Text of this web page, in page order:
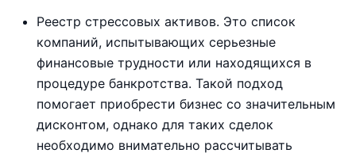
Реестр стрессовых активов. Это список
компаний, испытывающих серьезные
финансовые трудности или находящихся в
процедуре банкротства. Такой подход
помогает приобрести бизнес со значительным
дисконтом, однако для таких сделок
необходимо внимательно рассчитывать